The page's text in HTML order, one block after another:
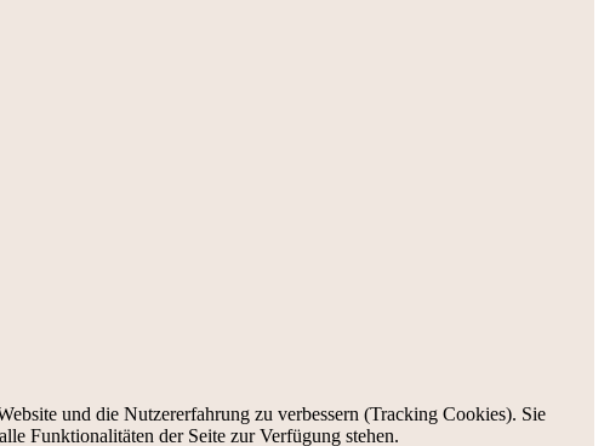
und die Nutzererfahrung zu verbessern (Tracking Cookies). Sie
Funktionalitäten der Seite zur Verfügung stehen.